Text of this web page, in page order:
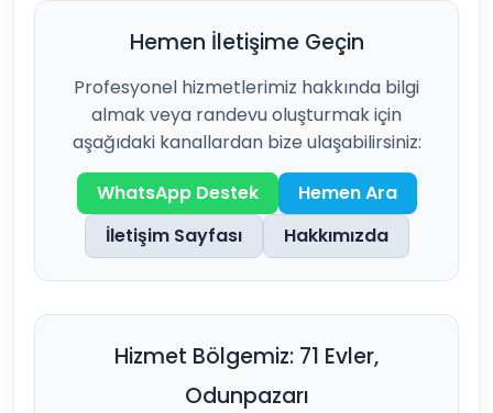
Hemen İletişime Geçin
Profesyonel hizmetlerimiz hakkında bilgi
almak veya randevu oluşturmak için
aşağıdaki kanallardan bize ulaşabilirsiniz:
WhatsApp Destek
Hemen Ara
İletişim Sayfası
Hakkımızda
Hizmet Bölgemiz: 71 Evler,
Odunpazarı